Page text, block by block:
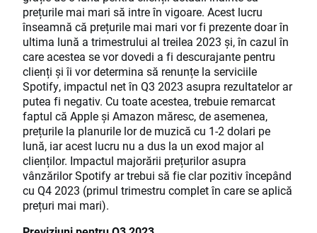
prețurile mai mari să intre în vigoare. Acest lucru
înseamnă că prețurile mai mari vor fi prezente doar în
ultima lună a trimestrului al treilea 2023 și, în cazul în
care acestea se vor dovedi a fi descurajante pentru
clienți și îi vor determina să renunțe la serviciile
Spotify, impactul net în Q3 2023 asupra rezultatelor ar
putea fi negativ. Cu toate acestea, trebuie remarcat
faptul că Apple și Amazon măresc, de asemenea,
prețurile la planurile lor de muzică cu 1-2 dolari pe
lună, iar acest lucru nu a dus la un exod major al
clienților. Impactul majorării prețurilor asupra
vânzărilor Spotify ar trebui să fie clar pozitiv începând
cu Q4 2023 (primul trimestru complet în care se aplică
prețuri mai mari).